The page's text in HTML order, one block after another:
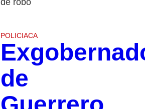
POLICIACA
de